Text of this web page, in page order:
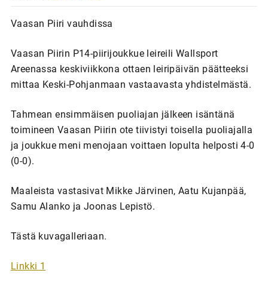
Vaasan Piiri vauhdissa
Vaasan Piirin P14-piirijoukkue leireili Wallsport
Areenassa keskiviikkona ottaen leiripäivän päätteeksi
mittaa Keski-Pohjanmaan vastaavasta yhdistelmästä.
Tahmean ensimmäisen puoliajan jälkeen isäntänä
toimineen Vaasan Piirin ote tiivistyi toisella puoliajalla
ja joukkue meni menojaan voittaen lopulta helposti 4-0
(0-0).
Maaleista vastasivat Mikke Järvinen, Aatu Kujanpää,
Samu Alanko ja Joonas Lepistö.
Tästä kuvagalleriaan.
Linkki 1